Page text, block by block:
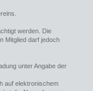
werden. Die
Mitglied darf jedoch
unter Angabe der
auf elektronischem